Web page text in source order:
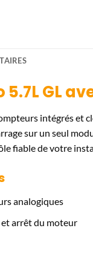
GL
intégrés et
sur un seul
fiable de votre
analogiques
arrêt du moteur